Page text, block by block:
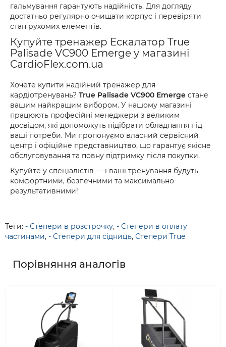
гальмування гарантують надійність. Для догляду
достатньо регулярно очищати корпус і перевіряти
стан рухомих елементів.
Купуйте тренажер Ескалатор True
Palisade VC900 Emerge у магазині
CardioFlex.com.ua
Хочете купити надійний тренажер для
кардіотренувань? True Palisade VC900 Emerge стане
вашим найкращим вибором. У нашому магазині
працюють професійні менеджери з великим
досвідом, які допоможуть підібрати обладнання під
ваші потреби. Ми пропонуємо власний сервісний
центр і офіційне представництво, що гарантує якісне
обслуговування та повну підтримку після покупки.
Купуйте у спеціалістів — і ваші тренування будуть
комфортними, безпечними та максимально
результативними!
Теги: - Степери в розстрочку, - Степери в оплату
частинами, - Степери для сідниць, Степери True
Порівняння аналогів